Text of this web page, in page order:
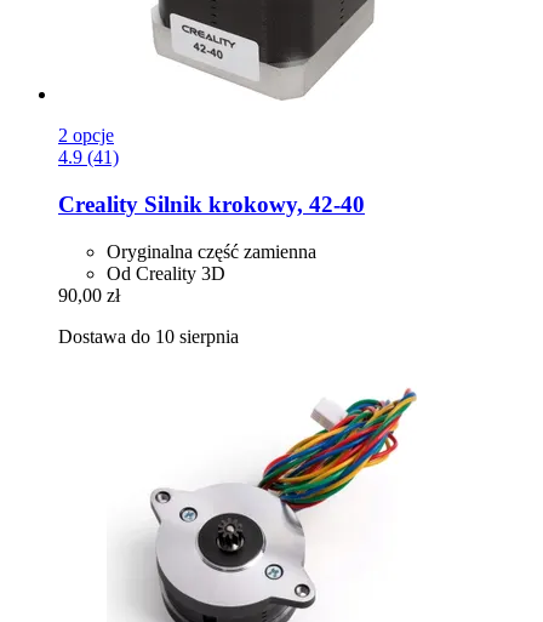
2 opcje
4.9 (41)
Creality Silnik krokowy, 42-​40
Oryginalna część zamienna
Od Creality 3D
90,00 zł
Dostawa do 10 sierpnia